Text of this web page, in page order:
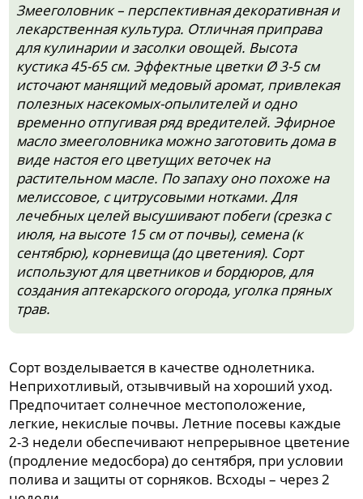
Змееголовник – перспективная декоративная и
лекарственная культура. Отличная приправа
для кулинарии и засолки овощей. Высота
кустика 45-65 см. Эффектные цветки Ø 3-5 см
источают манящий медовый аромат, привлекая
полезных насекомых-опылителей и одно
временно отпугивая ряд вредителей. Эфирное
масло змееголовника можно заготовить дома в
виде настоя его цветущих веточек на
растительном масле. По запаху оно похоже на
мелиссовое, с цитрусовыми нотками. Для
лечебных целей высушивают побеги (срезка с
июля, на высоте 15 см от почвы), семена (к
сентябрю), корневища (до цветения). Сорт
используют для цветников и бордюров, для
создания аптекарского огорода, уголка пряных
трав.
Сорт возделывается в качестве однолетника.
Неприхотливый, отзывчивый на хороший уход.
Предпочитает солнечное местоположение,
легкие, некислые почвы. Летние посевы каждые
2-3 недели обеспечивают непрерывное цветение
(продление медосбора) до сентября, при условии
полива и защиты от сорняков. Всходы – через 2